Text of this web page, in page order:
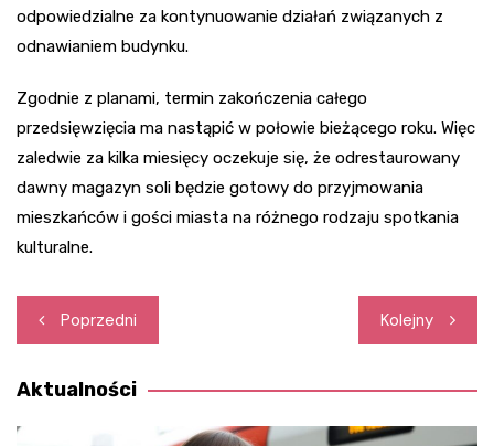
odpowiedzialne za kontynuowanie działań związanych z
odnawianiem budynku.
Zgodnie z planami, termin zakończenia całego
przedsięwzięcia ma nastąpić w połowie bieżącego roku. Więc
zaledwie za kilka miesięcy oczekuje się, że odrestaurowany
dawny magazyn soli będzie gotowy do przyjmowania
mieszkańców i gości miasta na różnego rodzaju spotkania
kulturalne.
Nawigacja
wpisu
Poprzedni Kolejny
Aktualności